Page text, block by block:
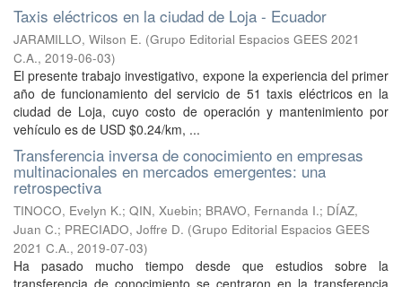
Taxis eléctricos en la ciudad de Loja - Ecuador
JARAMILLO, Wilson E. (Grupo Editorial Espacios GEES 2021
C.A., 2019-06-03)
El presente trabajo investigativo, expone la experiencia del primer
año de funcionamiento del servicio de 51 taxis eléctricos en la
ciudad de Loja, cuyo costo de operación y mantenimiento por
vehículo es de USD $0.24/km, ...
Transferencia inversa de conocimiento en empresas
multinacionales en mercados emergentes: una
retrospectiva
TINOCO, Evelyn K.; QIN, Xuebin; BRAVO, Fernanda I.; DÍAZ,
Juan C.; PRECIADO, Joffre D. (Grupo Editorial Espacios GEES
2021 C.A., 2019-07-03)
Ha pasado mucho tiempo desde que estudios sobre la
transferencia de conocimiento se centraron en la transferencia